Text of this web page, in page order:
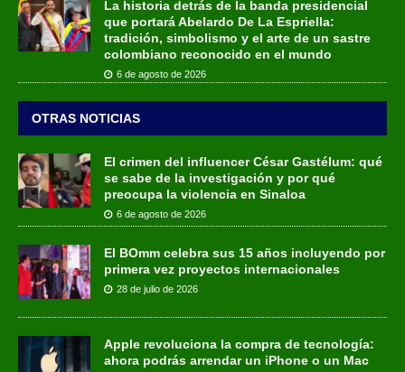
La historia detrás de la banda presidencial
que portará Abelardo De La Espriella:
tradición, simbolismo y el arte de un sastre
colombiano reconocido en el mundo
6 de agosto de 2026
OTRAS NOTICIAS
El crimen del influencer César Gastélum: qué
se sabe de la investigación y por qué
preocupa la violencia en Sinaloa
6 de agosto de 2026
El BOmm celebra sus 15 años incluyendo por
primera vez proyectos internacionales
28 de julio de 2026
Apple revoluciona la compra de tecnología:
ahora podrás arrendar un iPhone o un Mac